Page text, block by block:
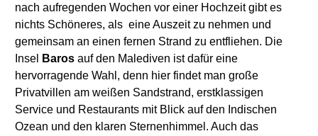
nach aufregenden Wochen vor einer Hochzeit gibt es
nichts Schöneres, als eine Auszeit zu nehmen und
gemeinsam an einen fernen Strand zu entfliehen. Die
Insel
Baros auf den Malediven ist dafür eine
hervorragende Wahl, denn hier findet man große
Privatvillen am weißen Sandstrand, erstklassigen
Service und Restaurants mit Blick auf den Indischen
Ozean und den klaren Sternenhimmel. Auch das